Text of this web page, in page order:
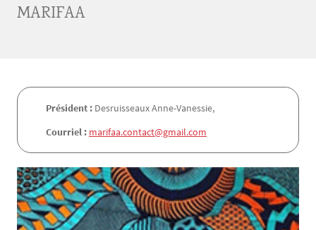
MARIFAA
Président : Desruisseaux Anne-Vanessie,
Courriel : marifaa.contact@gmail.com
Texte